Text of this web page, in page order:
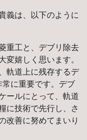
義は、以下のように
重工と、デブリ除去
変嬉しく思います。
軌道上に残存するデ
に重要です。デブ
ールにとって、軌道
に技術で先行し 、
さ
改善に努めてまいり